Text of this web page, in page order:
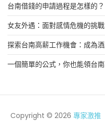
台南借錢的申請過程是怎樣的？
女友外遇：面對感情危機的挑
探索台南高薪工作機會：成為
一個簡單的公式，你也能領台
Copyright © 2026 專家激推